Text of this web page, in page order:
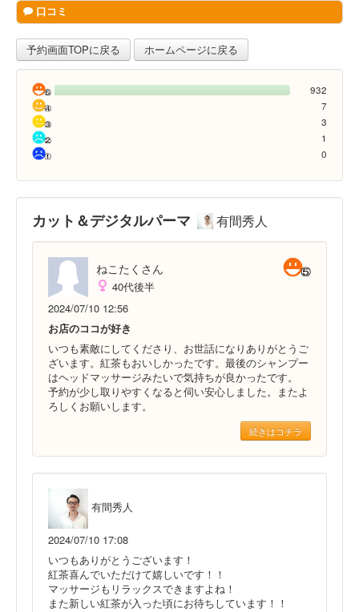
口コミ
予約画面TOPに戻る ホームページに戻る
932
7
3
1
0
カット＆デジタルパーマ 有間秀人
ねこたくさん
40代後半
2024/07/10 12:56
お店のココが好き
いつも素敵にしてくださり、お世話になりありがとうご
ざいます。紅茶もおいしかったです。最後のシャンプー
はヘッドマッサージみたいで気持ちが良かったです。
予約が少し取りやすくなると伺い安心しました。またよ
ろしくお願いします。
続きはコチラ
有間秀人
2024/07/10 17:08
いつもありがとうございます！
紅茶喜んでいただけて嬉しいです！！
マッサージもリラックスできますよね！
また新しい紅茶が入った頃にお待ちしています！！